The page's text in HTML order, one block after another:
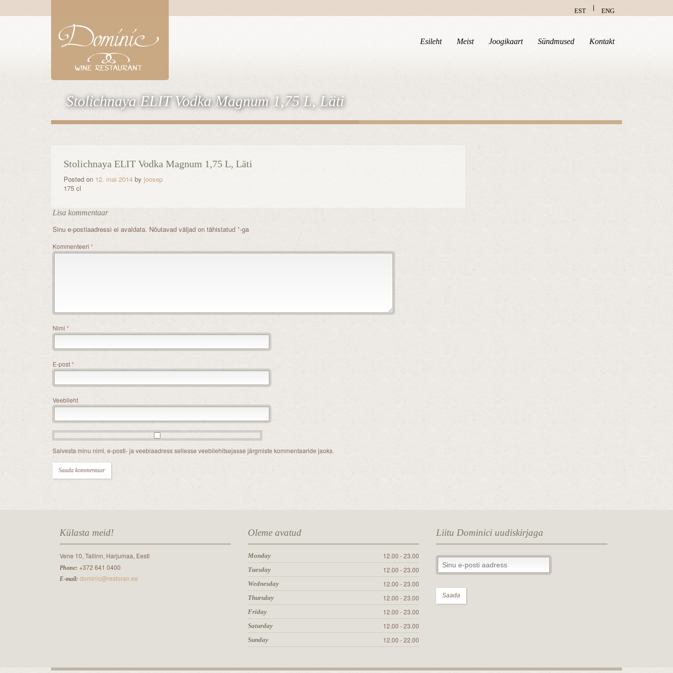
ENG
EST
Esileht Meist Joogikaart Sündmused Kontakt
Stolichnaya ELIT Vodka Magnum 1,75 L, Läti
Stolichnaya ELIT Vodka Magnum 1,75 L, Läti
Posted on 12. mai 2014 by joosep
175 cl
Lisa kommentaar
Sinu e-postiaadressi ei avaldata. Nõutavad väljad on tähistatud *-ga
Kommenteeri *
Nimi *
E-post*
Veebileht
Salvesta minu nimi, e-posti- ja veebiaadress sellesse veebilehitsejasse järgmiste kommentaaride jaoks.
Külasta meid!
Vene 10, Tallinn, Harjumaa, Eesti
Phone: +372 641 0400
E-mail: dominic@restoran.ee
Oleme avatud
Monday 12.00 - 23.00
Tuesday 12.00 - 23.00
Wednesday 12.00 - 23.00
Thursday 12.00 - 23.00
Friday 12.00 - 23.00
Saturday 12.00 - 23.00
Sunday 12.00 - 22.00
Liitu Dominici uudiskirjaga